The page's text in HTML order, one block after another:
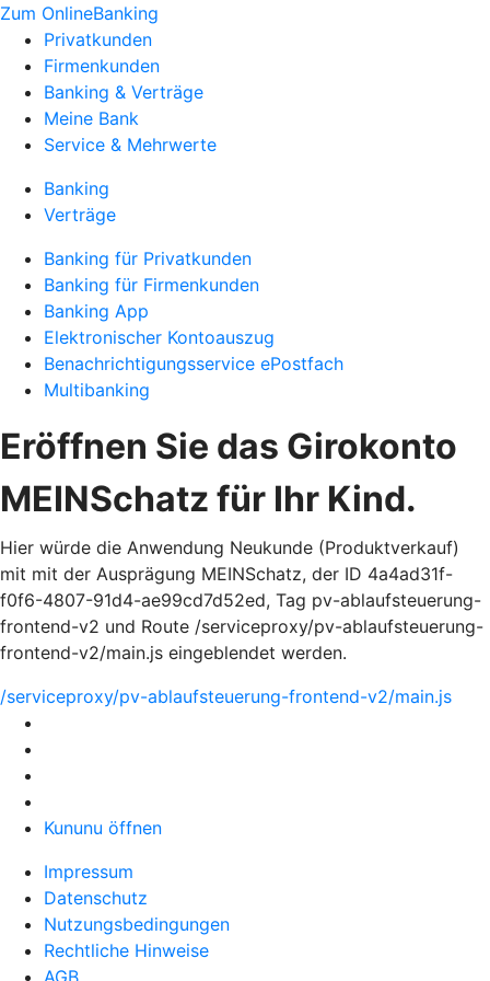
Zum OnlineBanking
Privatkunden
Firmenkunden
Banking & Verträge
Meine Bank
Service & Mehrwerte
Banking
Verträge
Banking für Privatkunden
Banking für Firmenkunden
Banking App
Elektronischer Kontoauszug
Benachrichtigungsservice ePostfach
Multibanking
Eröffnen Sie das Girokonto
MEINSchatz für Ihr Kind.
Hier würde die Anwendung Neukunde (Produktverkauf)
mit mit der Ausprägung MEINSchatz, der ID 4a4ad31f-
f0f6-4807-91d4-ae99cd7d52ed, Tag pv-ablaufsteuerung-
frontend-v2 und Route /serviceproxy/pv-ablaufsteuerung-
frontend-v2/main.js eingeblendet werden.
/serviceproxy/pv-ablaufsteuerung-frontend-v2/main.js
Kununu öffnen
Impressum
Datenschutz
Nutzungsbedingungen
Rechtliche Hinweise
AGB